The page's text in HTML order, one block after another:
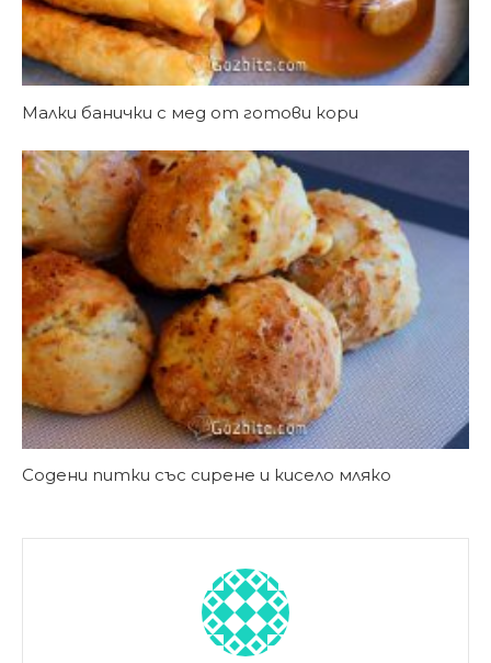
Малки банички с мед от готови кори
Содени питки със сирене и кисело мляко